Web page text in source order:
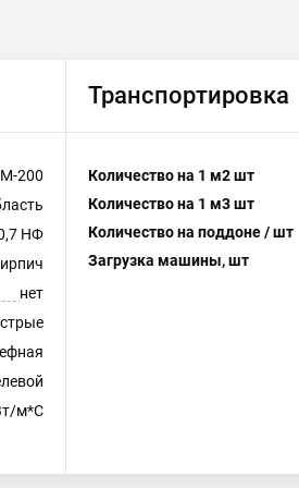
М-200
НФ
нет
м*С
Транспортировка
Количество на 1 м2 шт
Количество на 1 м3 шт
Количество на поддоне / шт
Загрузка машины, шт